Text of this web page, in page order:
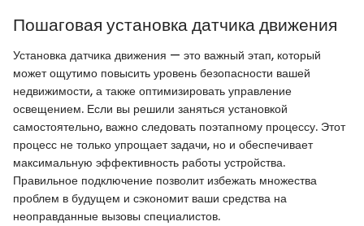
Пошаговая установка датчика движения
Установка датчика движения — это важный этап, который
может ощутимо повысить уровень безопасности вашей
недвижимости, а также оптимизировать управление
освещением. Если вы решили заняться установкой
самостоятельно, важно следовать поэтапному процессу. Этот
процесс не только упрощает задачи, но и обеспечивает
максимальную эффективность работы устройства.
Правильное подключение позволит избежать множества
проблем в будущем и сэкономит ваши средства на
неоправданные вызовы специалистов.